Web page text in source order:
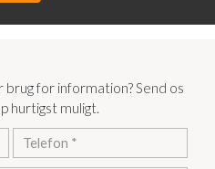
for information? Send os
hurtigst muligt.